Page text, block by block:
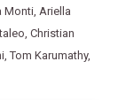
Monti, Ariella
, Christian
,Tom Karumathy,